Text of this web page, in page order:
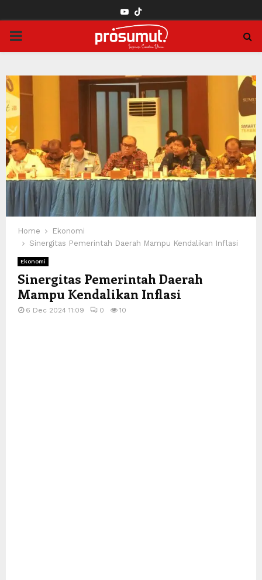
YOUTUBE
PRIMARY
Home
Ekonomi
Sinergitas Pemerintah Daerah Mampu Kendalikan Inflasi
Ekonomi
Sinergitas Pemerintah Daerah
Mampu Kendalikan Inflasi
6 Dec 2024 11:09 0 10